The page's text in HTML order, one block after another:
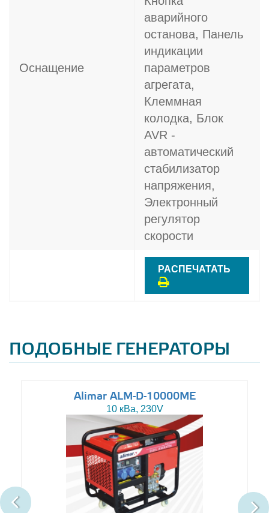
Оснащение
аварийного
останова, Панель
индикации
параметров
агрегата,
Клеммная
колодка, Блок
AVR -
автоматический
стабилизатор
напряжения,
Электронный
регулятор
скорости
РАСПЕЧАТАТЬ
ПОДОБНЫЕ ГЕНЕРАТОРЫ
Alimar ALM-D-10000ME
10 кВа, 230V